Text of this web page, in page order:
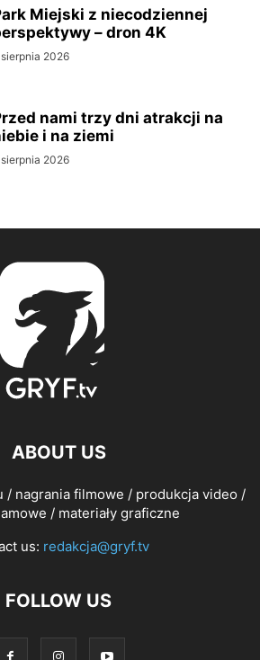
Miejski z niecodziennej
– dron 4K
2026
nami trzy dni atrakcji na
i na ziemi
2026
ABOUT US
/ nagrania filmowe / produkcja video /
/ materiały graficzne
us: redakcja@gryf.tv
FOLLOW US